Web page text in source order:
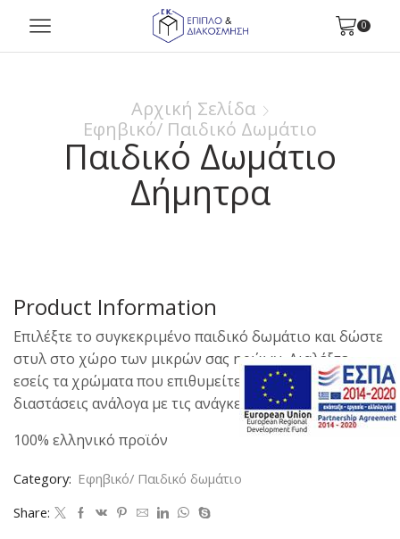
0
Αρχική Σελίδα
Εφηβικό/ Παιδικό Δωμάτιο
Παιδικό Δωμάτιο
Δήμητρα
Product Information
Επιλέξτε το συγκεκριμένο παιδικό δωμάτιο και δώστε
στυλ στο χώρο των μικρών σας ηρώων. Διαλέξτε
εσείς τα χρώματα που επιθυμείτε και διαμορφώστε τις
διαστάσεις ανάλογα με τις ανάγκες του χώρου σας.
100% ελληνικό προϊόν
Category: Εφηβικό/ Παιδικό δωμάτιο
Share: